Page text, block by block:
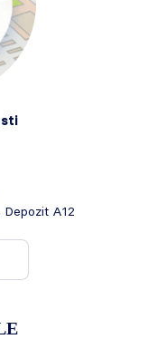
Depozit A12